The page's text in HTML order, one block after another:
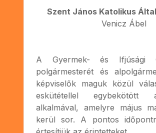
Szent János Katolikus
Venicz Ábel
A Gyermek- és Ifjúsági
polgármesterét és
képviselők maguk közül
eskütétellel egybekötött
alkalmával, amelyre május
kerül sor. A pontos